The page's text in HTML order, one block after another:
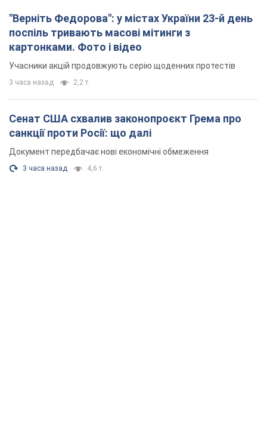
"Верніть Федорова": у містах України 23-й день
поспіль тривають масові мітинги з
картонками. Фото і відео
Учасники акцій продовжують серію щоденних протестів
3 часа назад 2,2 т.
Сенат США схвалив законопроєкт Грема про
санкції проти Росії: що далі
Документ передбачає нові економічні обмеження
3 часа назад 4,6 т.